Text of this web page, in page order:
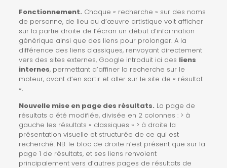
Fonctionnement. Chaque « recherche » sur des noms
de personne, de lieu ou d’œuvre artistique voit afficher
sur la partie droite de l’écran un début d’information
générique ainsi que des liens pour prolonger. A la
différence des liens classiques, renvoyant directement
vers des sites externes, Google introduit ici des liens
internes, permettant d’affiner la recherche sur le
moteur, avant d’en sortir et aller sur le site de « résultat
».
Nouvelle mise en page des résultats. La page de
résultats a été modifiée, divisée en 2 colonnes : > à
gauche les résultats « classiques » > à droite la
présentation visuelle et structurée de ce qui est
recherché. NB: le bloc de droite n’est présent que sur la
page 1 de résultats, et ses liens renvoient
principalement vers d’autres pages de résultats de